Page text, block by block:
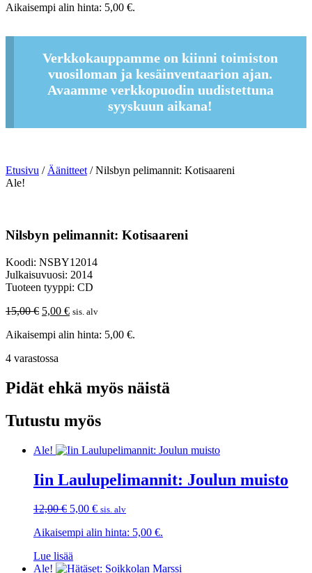
oli:
on:
Aikaisempi alin hinta: 5,00 €.
Verkkokauppamme on kiinni toimiston
vuosiloman ja kesäinventaarion ajan.
Avaamme verkkopuodin uudistettuna
syyskuun aikana!
Etusivu /Äänitteet/ Nilsbyn pelimannit: Kotisaareni
Ale!
Nilsbyn pelimannit: Kotisaareni
Koodi: NSBY12014
Julkaisuvuosi: 2014
Tuoteen tyyppi: CD
15,00€ Alkuperäinen
oli:
5,00 €Nykyinen
on:
sis. alv
Aikaisempi alin hinta: 5,00 €.
4 varastossa
Pidät ehkä myös näistä
Tutustu myös
Ale!
Iin Laulupelimannit: Joulun muisto
12,00€ Alkuperäinen
oli:
5,00 €Nykyinen
on:
sis. alv
Aikaisempi alin hinta: 5,00 €.
Lue lisää
Ale!